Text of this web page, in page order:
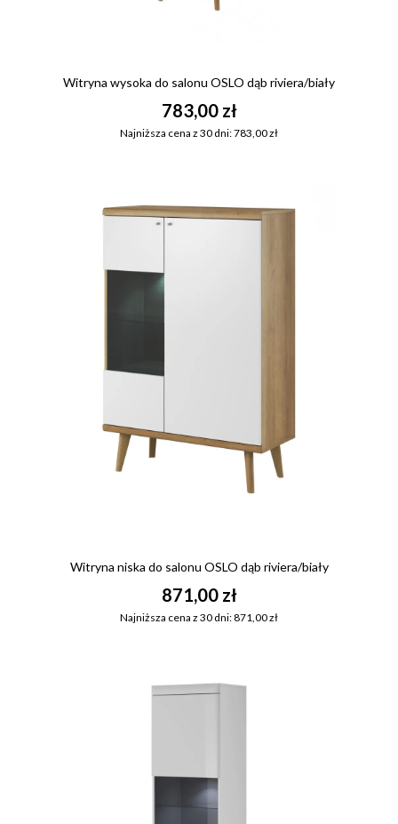
Witryna wysoka do salonu OSLO dąb riviera/biały
783,00 zł
Najniższa cena z 30 dni: 783,00 zł
Witryna niska do salonu OSLO dąb riviera/biały
871,00 zł
Najniższa cena z 30 dni: 871,00 zł